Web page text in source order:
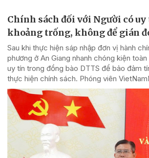
Chính sách đối với Người có
khoảng trống, không để gián
Sau khi thực hiện sáp nhập đơn vị hành
phương ở An Giang nhanh chóng kiện
uy tín trong đồng bào DTTS để bảo đảm
thực hiện chính sách. Phóng viên